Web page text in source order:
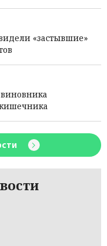
«застывшие»